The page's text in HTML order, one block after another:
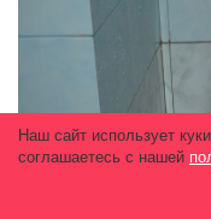
Наш сайт использует
соглашаетесь с нашей